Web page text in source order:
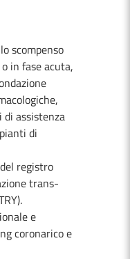
scompenso
in fase acuta,
assistenza
di
registro
trans-
e
coronarico e